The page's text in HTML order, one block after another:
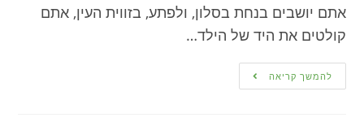
אתם יושבים בנחת בסלון, ולפתע, בזווית העין, אתם
קולטים את היד של הילד…
להמשך קריאה